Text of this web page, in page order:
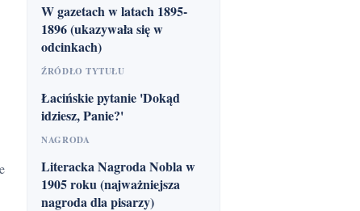
W gazetach w latach 1895-
1896 (ukazywała się w
odcinkach)
ŹRÓDŁO TYTUŁU
Łacińskie pytanie 'Dokąd
idziesz, Panie?'
NAGRODA
Literacka Nagroda Nobla w
1905 roku (najważniejsza
nagroda dla pisarzy)